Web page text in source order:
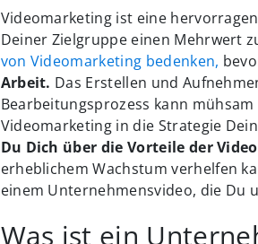
Videomarketing ist eine
Deiner Zielgruppe einen Mehrwert
von Videomarketing bedenken,
Arbeit. Das Erstellen und
Bearbeitungsprozess kann
Videomarketing in die Strategie
Du Dich über die Vorteile der
erheblichem Wachstum verhelfen
einem Unternehmensvideo, die Du
Was ist ein